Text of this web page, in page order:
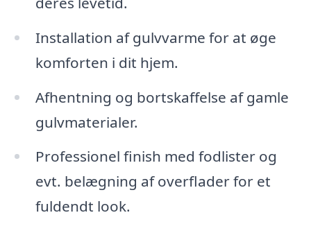
Installation af gulvvarme for at øge
komforten i dit hjem.
Afhentning og bortskaffelse af gamle
gulvmaterialer.
Professionel finish med fodlister og
evt. belægning af overflader for et
fuldendt look.